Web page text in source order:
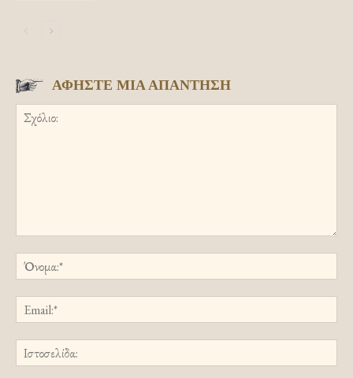
ΑΦΗΣΤΕ ΜΙΑ ΑΠΑΝΤΗΣΗ